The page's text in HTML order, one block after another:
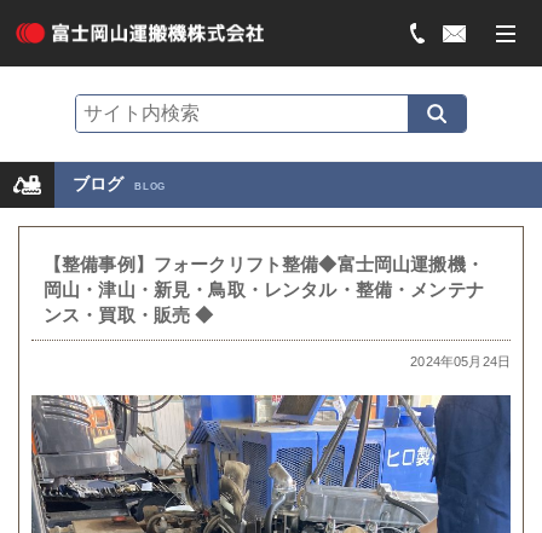
ブログ BLOG
【整備事例】フォークリフト整備◆富士岡山運搬機・
岡山・津山・新見・鳥取・レンタル・整備・メンテナ
ンス・買取・販売 ◆
2024年05月24日